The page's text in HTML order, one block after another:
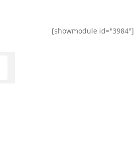
[showmodule id="3984"]